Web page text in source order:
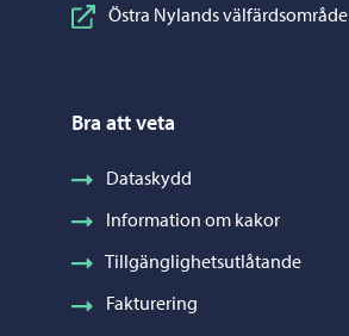
Östra Nylands välfärdsområde
Bra att veta
Dataskydd
Information om kakor
Tillgänglighetsutlåtande
Fakturering